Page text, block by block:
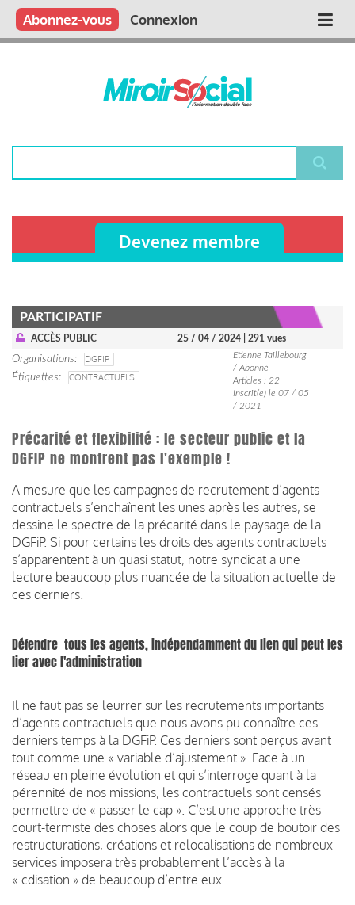
Aller
contenu
Main
Qui sommes nous ?
Vous publiez
Nous publions
Contactez-nous
Abonnez-vous Connexion
Devenez membre
PARTICIPATIF
ACCÈS PUBLIC 25 / 04 / 2024 | 291 vues
Organisations
DGFIP
Étiquettes
CONTRACTUELS
Etienne Taillebourg
/ Abonné
Articles : 22
Inscrit(e) le 07 / 05
/ 2021
Précarité et flexibilité : le secteur public et la
DGFIP ne montrent pas l'exemple !
A mesure que les campagnes de recrutement d’agents
contractuels s’enchaînent les unes après les autres, se
dessine le spectre de la précarité dans le paysage de la
DGFiP. Si pour certains les droits des agents contractuels
s’apparentent à un quasi statut, notre syndicat a une
lecture beaucoup plus nuancée de la situation actuelle de
ces derniers.
Défendre tous les agents, indépendamment du lien qui peut les
lier avec l'administration
Il ne faut pas se leurrer sur les recrutements importants
d’agents contractuels que nous avons pu connaître ces
derniers temps à la DGFiP. Ces derniers sont perçus avant
tout comme une « variable d’ajustement ». Face à un
réseau en pleine évolution et qui s’interroge quant à la
pérennité de nos missions, les contractuels sont censés
permettre de « passer le cap ». C’est une approche très
court-termiste des choses alors que le coup de boutoir des
restructurations, créations et relocalisations de nombreux
services imposera très probablement l’accès à la
« cdisation » de beaucoup d’entre eux.